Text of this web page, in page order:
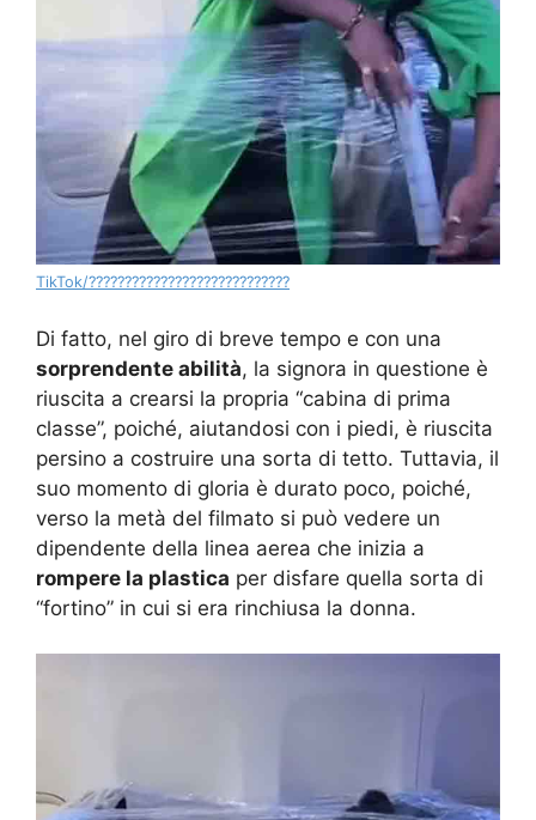
TikTok/????????????????????????????
Di fatto, nel giro di breve tempo e con una
sorprendente abilità, la signora in questione è
riuscita a crearsi la propria “cabina di prima
classe”, poiché, aiutandosi con i piedi, è riuscita
persino a costruire una sorta di tetto. Tuttavia, il
suo momento di gloria è durato poco, poiché,
verso la metà del filmato si può vedere un
dipendente della linea aerea che inizia a
rompere la plastica per disfare quella sorta di
“fortino” in cui si era rinchiusa la donna.